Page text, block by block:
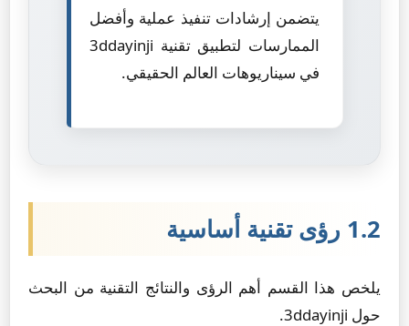
يتضمن إرشادات تنفيذ عملية وأفضل
الممارسات لتطبيق تقنية 3ddayinji
في سيناريوهات العالم الحقيقي.
1.2 رؤى تقنية أساسية
يلخص هذا القسم أهم الرؤى والنتائج التقنية من البحث
حول 3ddayinji.